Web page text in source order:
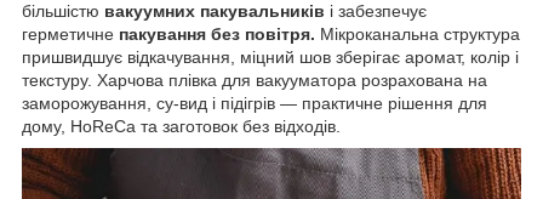
більшістю вакуумних пакувальників і забезпечує
герметичне пакування без повітря. Мікроканальна структура
пришвидшує відкачування, міцний шов зберігає аромат, колір і
текстуру. Харчова плівка для вакууматора розрахована на
заморожування, су-вид і підігрів — практичне рішення для
дому, HoReCa та заготовок без відходів.